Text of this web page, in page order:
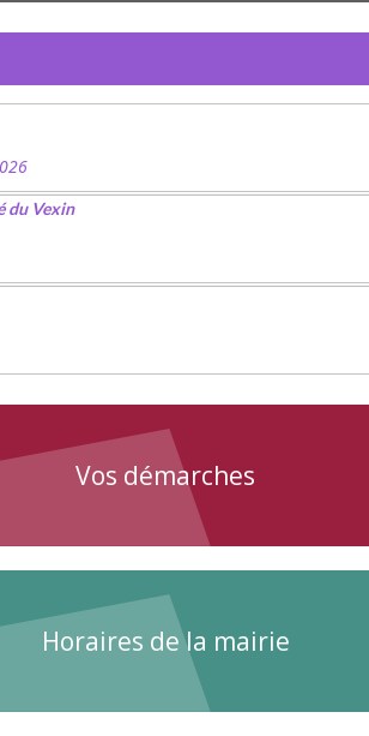
du Vexin
Vos démarches
Horaires de la mairie